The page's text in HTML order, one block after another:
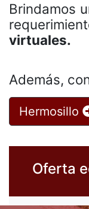
Brindamos
virtuales.
Además,
Hermosillo
Oferta